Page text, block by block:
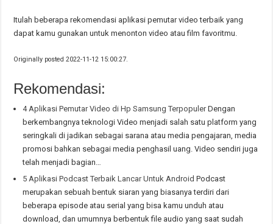
Itulah beberapa rekomendasi aplikasi pemutar video terbaik yang
dapat kamu gunakan untuk menonton video atau film favoritmu.
Originally posted 2022-11-12 15:00:27.
Rekomendasi:
4 Aplikasi Pemutar Video di Hp Samsung TerpopulerDengan
berkembangnya teknologi Video menjadi salah satu platform yang
seringkali di jadikan sebagai sarana atau media pengajaran, media
promosi bahkan sebagai media penghasil uang. Video sendiri juga
telah menjadi bagian…
5 Aplikasi Podcast Terbaik Lancar Untuk Android Podcast
merupakan sebuah bentuk siaran yang biasanya terdiri dari
beberapa episode atau serial yang bisa kamu unduh atau
download, dan umumnya berbentuk file audio yang saat sudah